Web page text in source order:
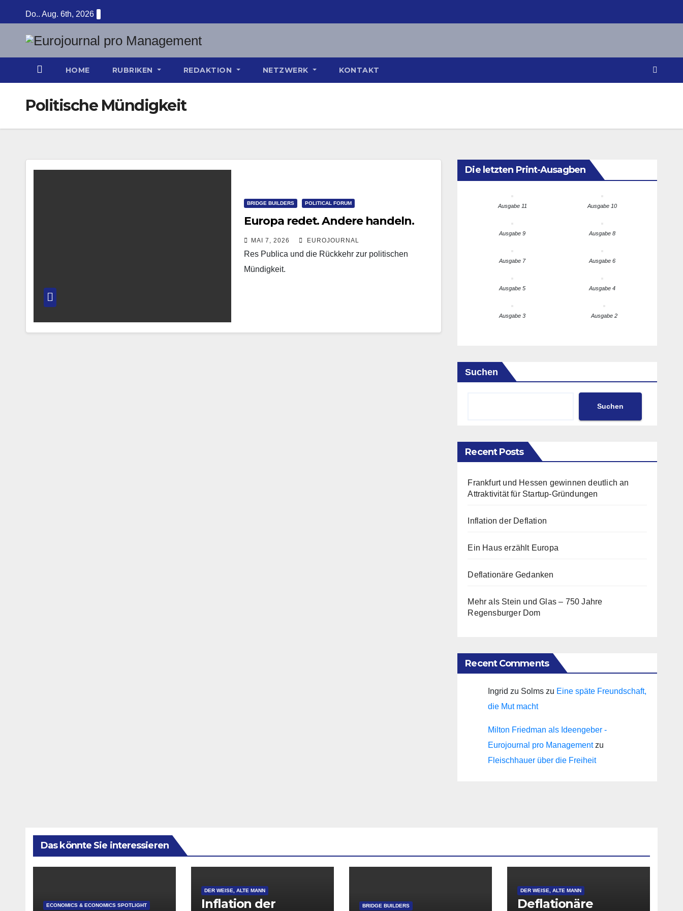
Inhalt
springen
Do.. Aug. 6th, 2026
HOME RUBRIKEN REDAKTION NETZWERK KONTAKT
Politische Mündigkeit
BRIDGE BUILDERS POLITICAL FORUM
Europa redet. Andere handeln.
MAI 7, 2026 EUROJOURNAL
Res Publica und die Rückkehr zur politischen
Mündigkeit.
Die letzten Print-Ausagben
Ausgabe 11 Ausgabe 10
Ausgabe 9 Ausgabe 8
Ausgabe 7 Ausgabe 6
Ausgabe 5 Ausgabe 4
Ausgabe 3 Ausgabe 2
Suchen
Suchen
Recent Posts
Frankfurt und Hessen gewinnen deutlich an
Attraktivität für Startup-Gründungen
Inflation der Deflation
Ein Haus erzählt Europa
Deflationäre Gedanken
Mehr als Stein und Glas – 750 Jahre
Regensburger Dom
Recent Comments
Ingrid zu Solms zu Eine späte Freundschaft,
die Mut macht
Milton Friedman als Ideengeber -
Eurojournal pro Managementzu
Fleischhauer über die Freiheit
Das könnte Sie interessieren
ECONOMICS & ECONOMICS SPOTLIGHT
DER WEISE, ALTE MANN
Inflation der
BRIDGE BUILDERS
DER WEISE, ALTE MANN
Deflationäre